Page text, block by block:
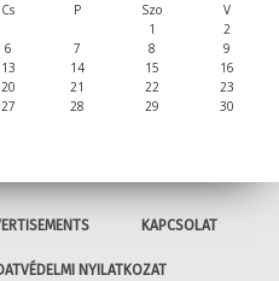
Cs P Szo
V
1
2
6 7 8
9
13 14 15
16
20 21 22
23
27 28 29
30
KAPCSOLAT
NYILATKOZAT